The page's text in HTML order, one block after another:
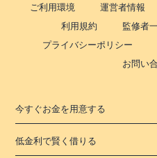
ご利用環境 運営者情報
利用規約
監修者
プライバシーポリシー
お問い
今すぐお金を用意する
低金利で賢く借りる